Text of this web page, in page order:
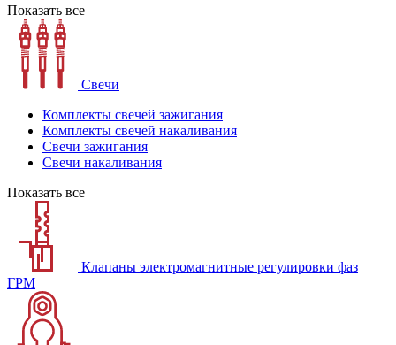
Показать все
Свечи
Комплекты свечей зажигания
Комплекты свечей накаливания
Свечи зажигания
Свечи накаливания
Показать все
Клапаны электромагнитные регулировки фаз
ГРМ